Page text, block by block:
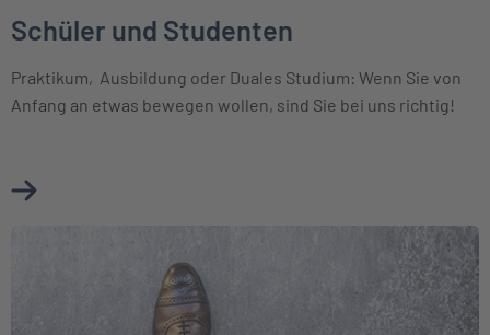
Schüler und Studenten
Praktikum, Ausbildung oder Duales Studium: Wenn Sie von
Anfang an etwas bewegen wollen, sind Sie bei uns richtig!
Mehr über Schüler und Studenten erfahren